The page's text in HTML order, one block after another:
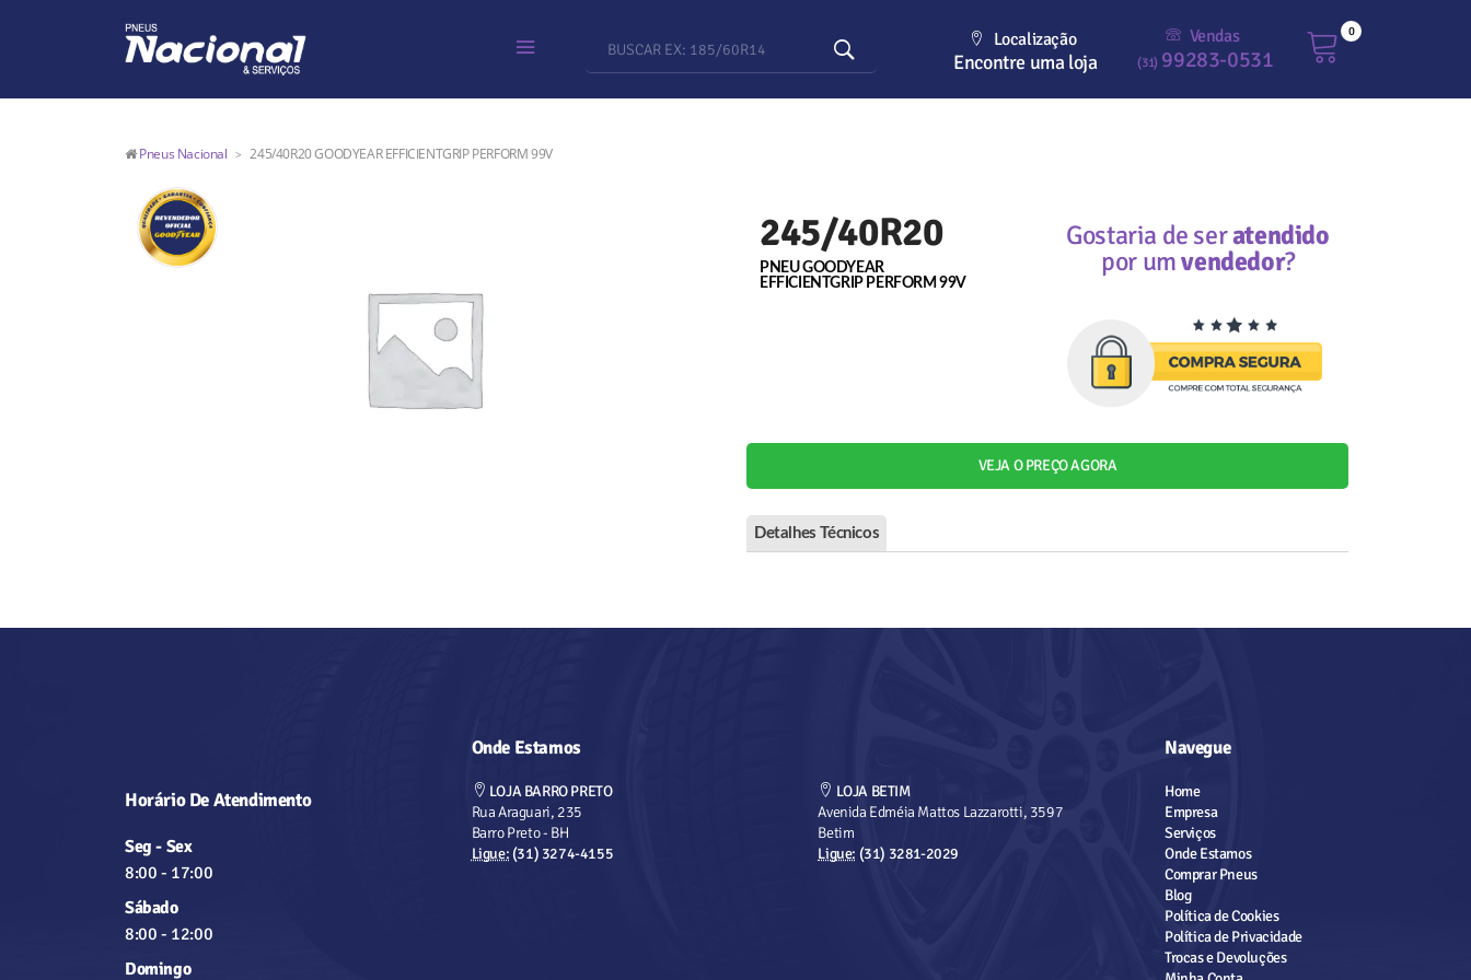
Localização
Encontre uma loja
Vendas
(31) 99283-0531
0
Pneus Nacional > 245/40R20 GOODYEAR EFFICIENTGRIP PERFORM 99V
245/40R20
PNEU GOODYEAR
EFFICIENTGRIP PERFORM 99V
Gostaria de seratendido
por umvendedor?
VEJA O PREÇO AGORA
Detalhes Técnicos
Horário De Atendimento
Seg - Sex
8:00 - 17:00
Sábado
8:00 - 12:00
Domingo
Onde Estamos
LOJA BARRO PRETO
Rua Araguari, 235
Barro Preto - BH
Ligue: (31) 3274-4155
LOJA BETIM
Avenida Edméia Mattos Lazzarotti, 3597
Betim
Ligue: (31) 3281-2029
Navegue
Home
Empresa
Serviços
Onde Estamos
Comprar Pneus
Blog
Política de Cookies
Política de Privacidade
Trocas e Devoluções